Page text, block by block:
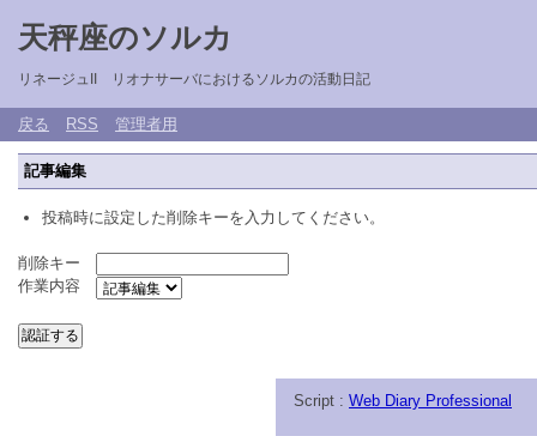
天秤座のソルカ
リネージュII リオナサーバにおけるソルカの活動日記
戻る RSS 管理者用
記事編集
投稿時に設定した削除キーを入力してください。
削除キー
作業内容
Script : Web Diary Professional